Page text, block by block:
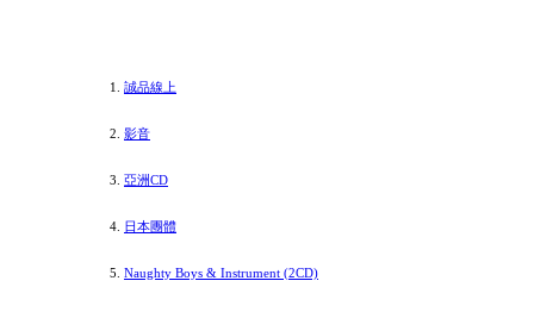
誠品線上
影音
亞洲CD
日本團體
Naughty Boys & Instrument (2CD)